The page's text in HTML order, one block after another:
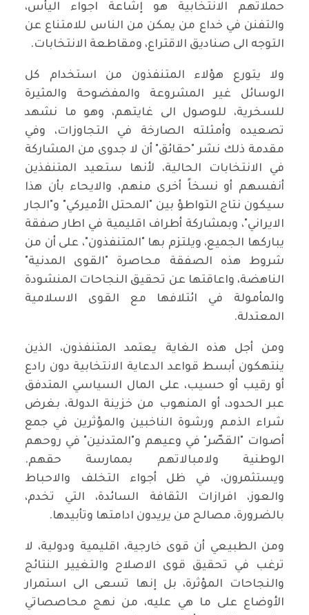
حملاتهم الانتخابية هو إشاعة اجواء اليأس،
والتفنن في خداع من يمكن من الناس للامتناع عن
التوجه الى صناديق الاقتراع، ومقاطعة الانتخابات.
ولا يتورع هؤلاء المتنفذون من استخدام كل
الوسائل غير المشروعة والمفضوحة والمثيرة
للسخرية، للوصول الى غايتهم، وهو ما نشهد
تصعيده وأمثلته الصارخة في التجاوزات، وفي
مقدمة ذلك نشر "حقائق" أن لا جدوى من المشاركة
في الانتخابات الحالية، لأنها ستعيد المتنفذين
أنفسهم أو نسخاً أخرى منهم، والايحاء بأن هذا
سيكون نتاج التواطؤ بين "المحتل الأميركي" و"الجار
الايراني"، وبمشاركة أطراف اقليمية في اطار صفقة
يباركها الجميع، ويلتزم بها "المتنفذون"، على أن من
شروط هذه الصفقة محاصرة "القوى المدنية"
الناهضة، واعاقتها عن تحقيق النجاحات المنشودة
والمأمولة في ائتلافها مع القوى الاسلامية
المعتدلة.
ومن أجل هذه الغاية يعتمد المتنفذون، الذين
ينتهكون أبسط قواعد الدعاية الانتخابية دون رادع
أو رقيب أو حسيب، على المال السياسي المتدفق
عبر الحدود، أو المنهوب من خزينة الدولة، بغرض
شراء الذمم ورشوة الناخبين والمؤثرين في جمع
أصوات "القصّر" في وعيهم و"المتدنين" في روحهم
الوطنية ولامبالاتهم بممارسة حقهم.
ويستثمرون، في ظل أجواء التخلف والاحباط
والعوز، افرازات الثقافة السائدة، التي تخدم،
بالضرورة، مصالح من يريدون ادامتها وتأبيدها.
ومن الطبيعي أن قوى خارجية، اقليمية ودولية، لا
ترغب في تحقيق قوى الاصلاح والتغيير النتائج
والنجاحات المؤثرة، بل إنها تسعى الى استمرار
الأوضاع على ما هي عليه، من نهج محاصصاتي